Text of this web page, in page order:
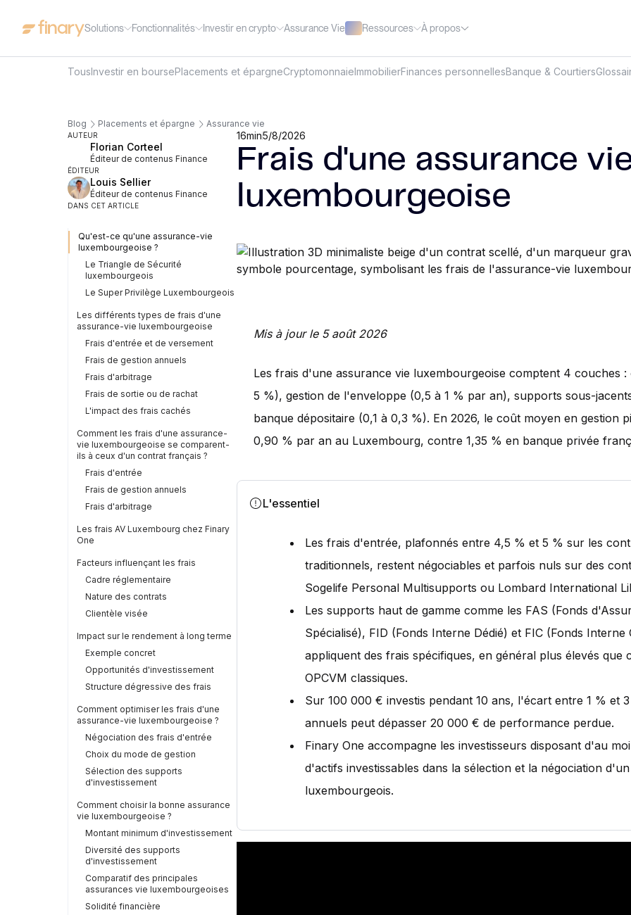
Solutions Fonctionnalités Investir en crypto Assurance Vie Ressources À propos
Blog Placements et épargne Assurance vie
AUTEUR
Florian Corteel
Éditeur de contenus Finance
ÉDITEUR
Louis Sellier
Éditeur de contenus Finance
DANS CET ARTICLE
Qu'est-ce qu'une assurance-vie
luxembourgeoise ?
Le Triangle de Sécurité
luxembourgeois
Le Super Privilège Luxembourgeois
Les différents types de frais d'une
assurance-vie luxembourgeoise
Frais d'entrée et de versement
Frais de gestion annuels
Frais d'arbitrage
Frais de sortie ou de rachat
L'impact des frais cachés
Comment les frais d'une assurance-
vie luxembourgeoise se comparent-
ils à ceux d'un contrat français ?
Frais d'entrée
Frais de gestion annuels
Frais d'arbitrage
Les frais AV Luxembourg chez Finary
One
Facteurs influençant les frais
Cadre réglementaire
Nature des contrats
Clientèle visée
Impact sur le rendement à long terme
Exemple concret
Opportunités d'investissement
Structure dégressive des frais
Comment optimiser les frais d'une
assurance-vie luxembourgeoise ?
Négociation des frais d'entrée
Choix du mode de gestion
Sélection des supports
d'investissement
Comment choisir la bonne assurance
vie luxembourgeoise ?
Montant minimum d'investissement
Diversité des supports
d'investissement
Comparatif des principales
assurances vie luxembourgeoises
Solidité financière
16min5/8/2026
Frais d'une assurance
luxembourgeoise
Mis à jour le 5 août 2026
Les frais d'une assurance vie luxembourgeoise comptent 4 couches :
5 %), gestion de l'enveloppe (0,5 à 1 % par an), supports sous-
banque dépositaire (0,1 à 0,3 %). En 2026, le coût moyen en gestion
0,90 % par an au Luxembourg, contre 1,35 % en banque privée
L'essentiel
Les frais d'entrée, plafonnés entre 4,5 % et 5 % sur les
traditionnels, restent négociables et parfois nuls sur des
Sogelife Personal Multisupports ou Lombard International
Les supports haut de gamme comme les FAS (Fonds
Spécialisé), FID (Fonds Interne Dédié) et FIC (Fonds Interne
appliquent des frais spécifiques, en général plus élevés que
OPCVM classiques.
Sur 100 000 € investis pendant 10 ans, l'écart entre 1 % et
annuels peut dépasser 20 000 € de performance perdue.
Finary One accompagne les investisseurs disposant d'au
d'actifs investissables dans la sélection et la négociation
luxembourgeois.
TousInvestir en boursePlacements et épargneCryptomonnaieImmobilierFinances personnellesBanque & Courtiers